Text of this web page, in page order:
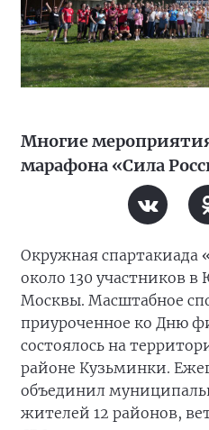
Многие
марафона «Сила
Окружная спартакиада
около 130 участников
Москвы. Масштабное
приуроченное ко Дню
состоялось на
районе Кузьминки.
объединил
жителей 12 районов,